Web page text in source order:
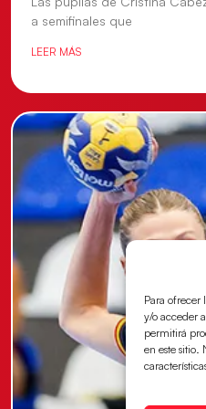
Para ofrecer
y/o acceder
permitirá
en este sitio.
a semifinales que
LEER MÁS